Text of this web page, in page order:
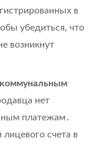
в
убедиться, что
возникнут
коммунальным
нет
платежам․
лицевого счета в